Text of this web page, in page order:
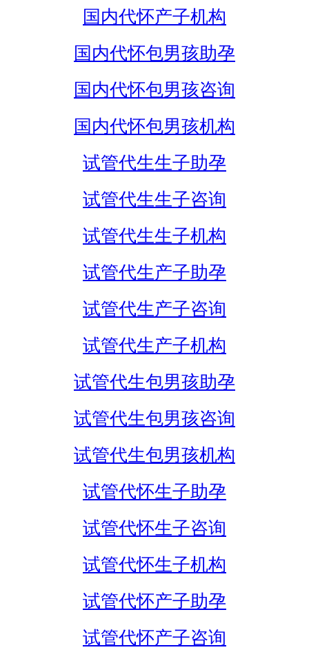
国内代怀产子机构
国内代怀包男孩助孕
国内代怀包男孩咨询
国内代怀包男孩机构
试管代生生子助孕
试管代生生子咨询
试管代生生子机构
试管代生产子助孕
试管代生产子咨询
试管代生产子机构
试管代生包男孩助孕
试管代生包男孩咨询
试管代生包男孩机构
试管代怀生子助孕
试管代怀生子咨询
试管代怀生子机构
试管代怀产子助孕
试管代怀产子咨询